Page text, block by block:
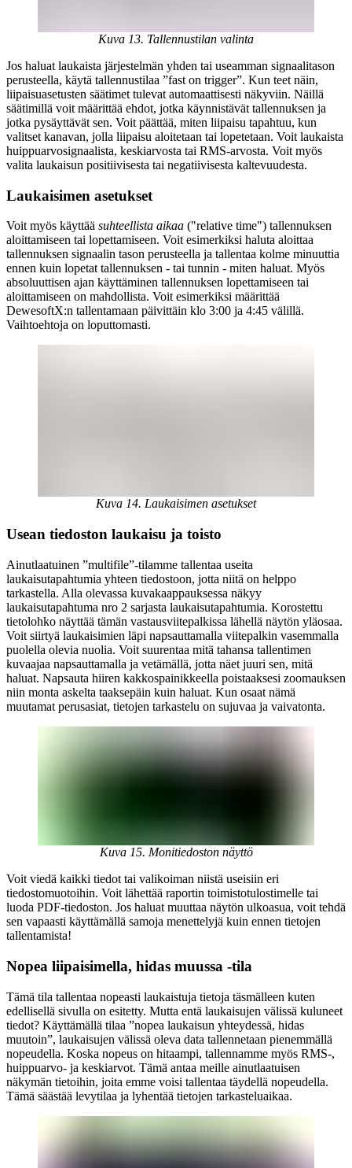
Kuva 13. Tallennustilan valinta
Jos haluat laukaista järjestelmän yhden tai useamman signaalitason
perusteella, käytä tallennustilaa ”fast on trigger”. Kun teet näin,
liipaisuasetusten säätimet tulevat automaattisesti näkyviin. Näillä
säätimillä voit määrittää ehdot, jotka käynnistävät tallennuksen ja
jotka pysäyttävät sen. Voit päättää, miten liipaisu tapahtuu, kun
valitset kanavan, jolla liipaisu aloitetaan tai lopetetaan. Voit laukaista
huippuarvosignaalista, keskiarvosta tai RMS-arvosta. Voit myös
valita laukaisun positiivisesta tai negatiivisesta kaltevuudesta.
Laukaisimen asetukset
Voit myös käyttää suhteellista aikaa ("relative time") tallennuksen
aloittamiseen tai lopettamiseen. Voit esimerkiksi haluta aloittaa
tallennuksen signaalin tason perusteella ja tallentaa kolme minuuttia
ennen kuin lopetat tallennuksen - tai tunnin - miten haluat. Myös
absoluuttisen ajan käyttäminen tallennuksen lopettamiseen tai
aloittamiseen on mahdollista. Voit esimerkiksi määrittää
DewesoftX:n tallentamaan päivittäin klo 3:00 ja 4:45 välillä.
Vaihtoehtoja on loputtomasti.
Kuva 14. Laukaisimen asetukset
Usean tiedoston laukaisu ja toisto
Ainutlaatuinen ”multifile”-tilamme tallentaa useita
laukaisutapahtumia yhteen tiedostoon, jotta niitä on helppo
tarkastella. Alla olevassa kuvakaappauksessa näkyy
laukaisutapahtuma nro 2 sarjasta laukaisutapahtumia. Korostettu
tietolohko näyttää tämän vastausviitepalkissa lähellä näytön yläosaa.
Voit siirtyä laukaisimien läpi napsauttamalla viitepalkin vasemmalla
puolella olevia nuolia. Voit suurentaa mitä tahansa tallentimen
kuvaajaa napsauttamalla ja vetämällä, jotta näet juuri sen, mitä
haluat. Napsauta hiiren kakkospainikkeella poistaaksesi zoomauksen
niin monta askelta taaksepäin kuin haluat. Kun osaat nämä
muutamat perusasiat, tietojen tarkastelu on sujuvaa ja vaivatonta.
Kuva 15. Monitiedoston näyttö
Voit viedä kaikki tiedot tai valikoiman niistä useisiin eri
tiedostomuotoihin. Voit lähettää raportin toimistotulostimelle tai
luoda PDF-tiedoston. Jos haluat muuttaa näytön ulkoasua, voit tehdä
sen vapaasti käyttämällä samoja menettelyjä kuin ennen tietojen
tallentamista!
Nopea liipaisimella, hidas muussa -tila
Tämä tila tallentaa nopeasti laukaistuja tietoja täsmälleen kuten
edellisellä sivulla on esitetty. Mutta entä laukaisujen välissä kuluneet
tiedot? Käyttämällä tilaa ”nopea laukaisun yhteydessä, hidas
muutoin”, laukaisujen välissä oleva data tallennetaan pienemmällä
nopeudella. Koska nopeus on hitaampi, tallennamme myös RMS-,
huippuarvo- ja keskiarvot. Tämä antaa meille ainutlaatuisen
näkymän tietoihin, joita emme voisi tallentaa täydellä nopeudella.
Tämä säästää levytilaa ja lyhentää tietojen tarkasteluaikaa.